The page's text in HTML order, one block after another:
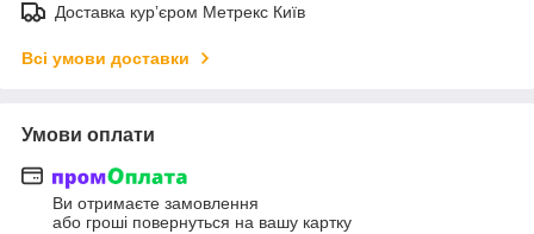
Доставка курʼєром Метрекс Київ
Всі умови доставки
Умови оплати
Ви отримаєте замовлення
або гроші повернуться на вашу картку